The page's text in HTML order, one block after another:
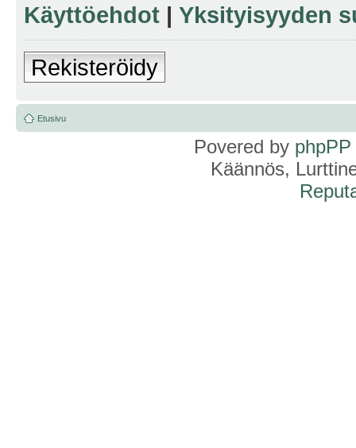
Käyttöehdot | Yksityisyyden
Rekisteröidy
Etusivu
Povered by phpPP
Käännös,